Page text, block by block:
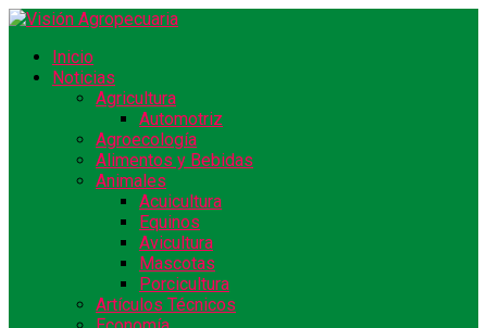
Inicio
Noticias
Agricultura
Automotriz
Agroecología
Alimentos y Bebidas
Animales
Acuicultura
Equinos
Avicultura
Mascotas
Porcicultura
Artículos Técnicos